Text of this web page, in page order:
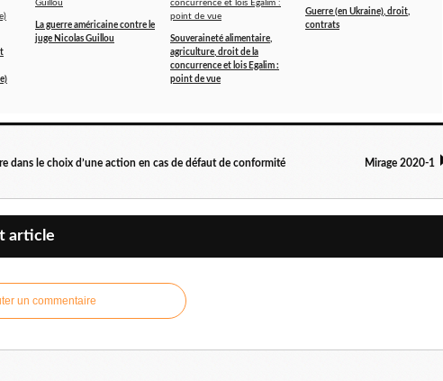
La guerre américaine contre le
juge Nicolas Guillou
Souveraineté alimentaire,
agriculture, droit de la
concurrence et lois Egalim :
point de vue
Guerre (en Ukraine), droit,
contrats
dans le choix d’une action en cas de défaut de conformité Mirage 2020-1
article
un commentaire